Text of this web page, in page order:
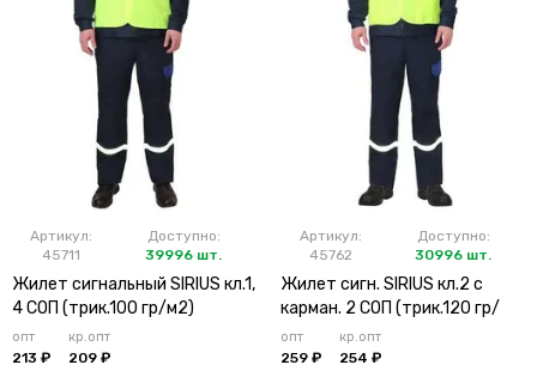
Артикул:
45711
Доступно:
39996 шт.
Жилет сигнальный SIRIUS кл.1,
4 СОП (трик.100 гр/м2)
лимонный
опт
213 ₽
кр.опт
209 ₽
Артикул:
45762
Доступно:
30996 шт.
Жилет сигн. SIRIUS кл.2 с
карман. 2 СОП (трик.120 гр/
м2)
опт
259 ₽
кр.опт
254 ₽